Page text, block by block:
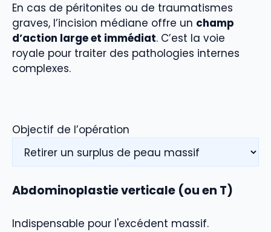
En cas de péritonites ou de traumatismes
graves, l’incision médiane offre un champ
d’action large et immédiat. C’est la voie
royale pour traiter des pathologies internes
complexes.
Objectif de l’opération
Abdominoplastie verticale (ou en T)
Indispensable pour l'excédent massif.